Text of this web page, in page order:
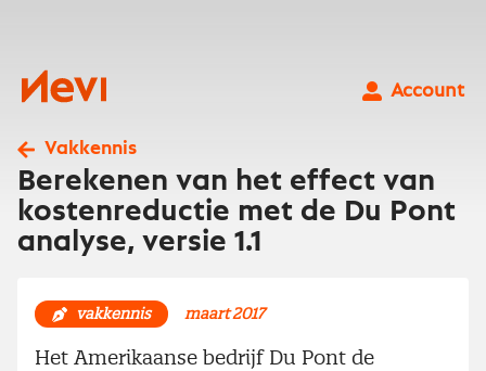
Nevi
Account
Vakkennis
Berekenen van het effect van
kostenreductie met de Du Pont
analyse, versie 1.1
vakkennis maart 2017
Het Amerikaanse bedrijf Du Pont de